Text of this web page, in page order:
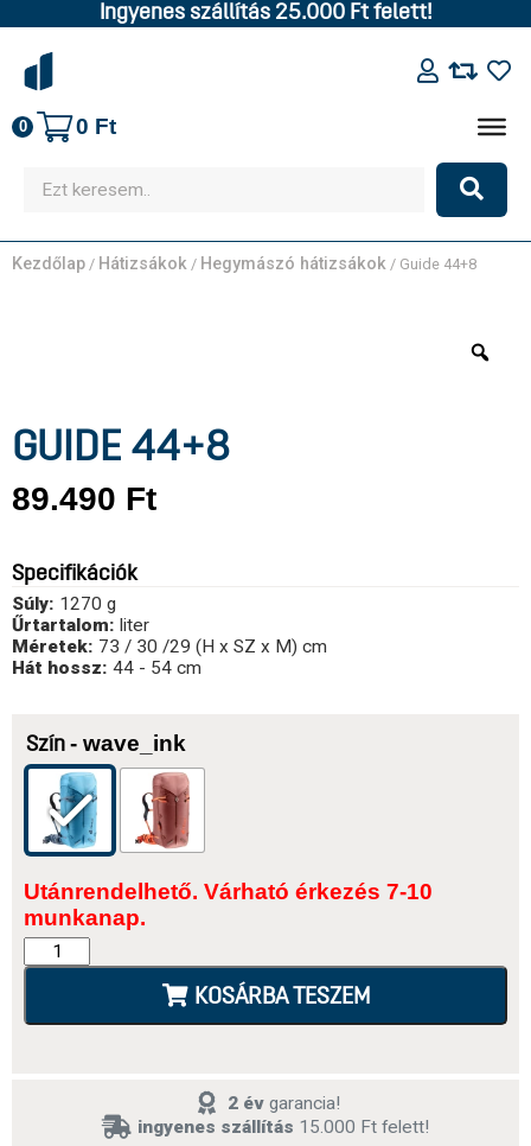
Ingyenes szállítás 25.000 Ft felett!
0 0 Ft
Kezdőlap / Hátizsákok / Hegymászó hátizsákok / Guide 44+8
GUIDE 44+8
89.490 Ft
Specifikációk
Súly: 1270 g
Űrtartalom: liter
Méretek: 73 / 30 /29 (H x SZ x M) cm
Hát hossz: 44 - 54 cm
Szín - wave_ink
Utánrendelhető. Várható érkezés 7-10
munkanap.
KOSÁRBA TESZEM
2 évgarancia!
ingyenes szállítás 15.000 Ft felett!